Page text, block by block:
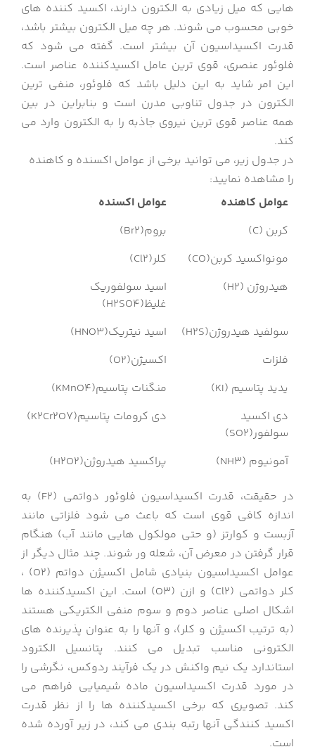
هایی که میل زیادی به الکترون دارند، اکسید کننده های
خوبی محسوب می شوند. هر چه میل الکترون بیشتر باشد،
قدرت اکسیداسیون آن بیشتر است. گفته می شود که
فلوئور عنصری، قوی ترین عامل اکسیدکننده عناصر است.
این امر شاید به این دلیل باشد که فلوئور، منفی ترین
الکترون در جدول تناوبی مدرن است و بنابراین در بین
همه عناصر قوی ترین نیروی جاذبه را به الکترون وارد می
کند.
در جدول زیر، می توانید برخی از عوامل اکسنده و کاهنده
را مشاهده نمایید:
عوامل کاهنده
عوامل اکسنده
کربن (C)
بروم(Br2)
مونواکسید کربن(CO)
کلر(Cl2)
هیدروژن (H2)
اسید سولفوریک
غلیظ(H2SO4)
سولفید هیدروژن(H2S)
اسید نیتریک(HNO3)
فلزات
اکسیژن(O2)
یدید پتاسیم (KI)
منگنات پتاسیم(KMnO4)
دی اکسید
سولفور(SO2)
دی کرومات پتاسیم(K2Cr2O7)
آمونیوم (NH3)
پراکسید هیدروژن(H2O2)
در حقیقت، قدرت اکسیداسیون فلوئور دواتمی (F2) به
اندازه کافی قوی است که باعث می شود فلزاتی مانند
آزبست و کوارتز (و حتی مولکول هایی مانند آب) هنگام
قرار گرفتن در معرض آن، شعله ور شوند. چند مثال دیگر از
عوامل اکسیداسیون بنیادی شامل اکسیژن دواتم (O2) ،
کلر دواتمی (Cl2) و ازن (O3) است. این اکسیدکننده ها
اشکال اصلی عناصر دوم و سوم منفی الکتریکی هستند
(به ترتیب اکسیژن و کلر)، و آنها را به عنوان پذیرنده های
الکترونی مناسب تبدیل می کنند. پتانسیل الکترود
استاندارد یک نیم واکنش در یک فرآیند ردوکس، نگرشی را
در مورد قدرت اکسیداسیون ماده شیمیایی فراهم می
کند. تصویری که برخی اکسیدکننده ها را از نظر قدرت
اکسید کنندگی آنها رتبه بندی می کند، در زیر آورده شده
است.